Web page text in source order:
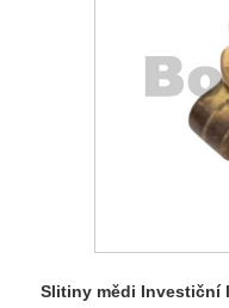
Slitiny mědi Investiční